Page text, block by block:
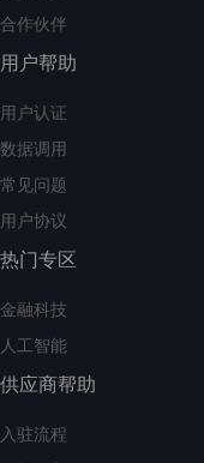
合作伙伴
用户帮助
用户认证
数据调用
常见问题
用户协议
热门专区
金融科技
人工智能
供应商帮助
入驻流程